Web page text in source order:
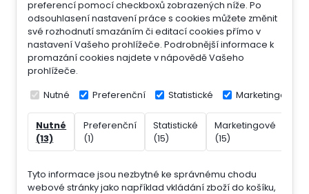
preferencí pomocí checkboxů zobrazených níže. Po
odsouhlasení nastavení práce s cookies můžete změnit
své rozhodnutí smazáním či editací cookies přímo v
nastavení Vašeho prohlížeče. Podrobnější informace k
promazání cookies najdete v nápovědě Vašeho
prohlížeče.
Nutné Preferenční Statistické Marketingové
Nutné
(13)
Preferenční
(1)
Statistické
(15)
Marketingové
(15)
Tyto informace jsou nezbytné ke správnému chodu
webové stránky jako například vkládání zboží do košíku,